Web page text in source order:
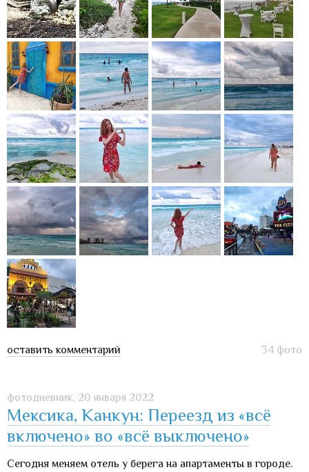
оставить комментарий 34 фото
фотодневник, 20 января 2022
Мексика, Канкун: Переезд из «всё
включено» во «всё выключено»
Сегодня меняем отель у берега на апартаменты в городе.